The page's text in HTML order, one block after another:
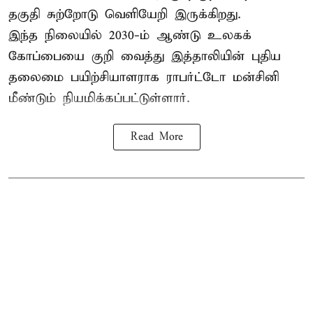
தகுதி சுற்றோடு வெளியேறி இருக்கிறது.
இந்த நிலையில் 2030-ம் ஆண்டு உலகக்
கோப்பையை குறி வைத்து இத்தாலியின் புதிய
தலைமை பயிற்சியாளராக ராபர்ட்டோ மன்சினி
மீண்டும் நியமிக்கப்பட்டுள்ளார்.
Read More